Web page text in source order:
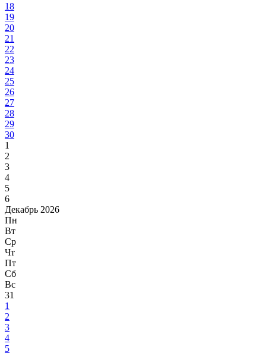
18
19
20
21
22
23
24
25
26
27
28
29
30
1
2
3
4
5
6
Декабрь 2026
Пн
Вт
Ср
Чт
Пт
Сб
Вс
31
1
2
3
4
5